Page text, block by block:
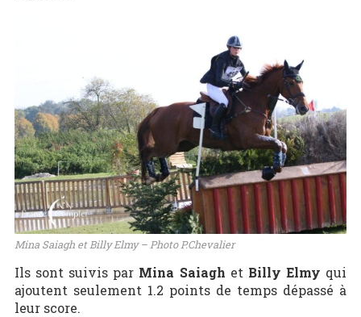
Mina Saiagh et Billy Elmy – Photo P.Chevalier
Ils sont suivis par Mina Saiagh et Billy Elmy qui
ajoutent seulement 1.2 points de temps dépassé à
leur score.